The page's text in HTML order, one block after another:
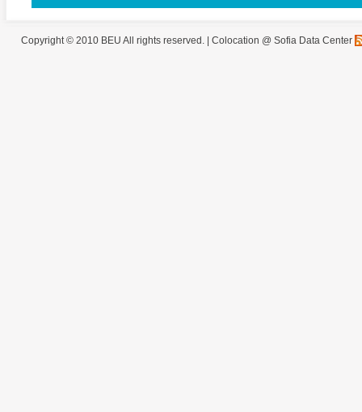
Copyright © 2010 BEU All rights reserved. | Colocation @ Sofia Data Center